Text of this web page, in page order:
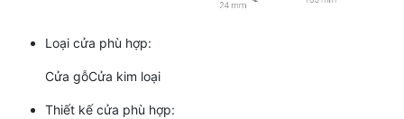
Loại cửa phù hợp:
Cửa gỗCửa kim loại
Thiết kế cửa phù hợp: